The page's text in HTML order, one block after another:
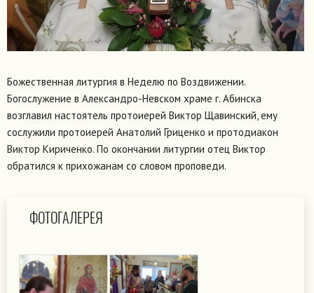
Божественная литургия в Неделю по Воздвижении.
Богослужение в Александро-Невском храме г. Абинска
возглавил настоятель протоиерей Виктор Щавинский, ему
сослужили протоиерей Анатолий Гриценко и протодиакон
Виктор Кириченко. По окончании литургии отец Виктор
обратился к прихожанам со словом проповеди.
ФОТОГАЛЕРЕЯ